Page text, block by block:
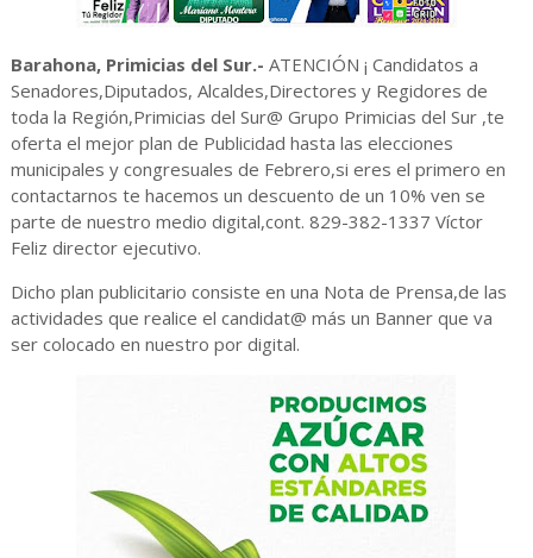
Barahona, Primicias del Sur.- ATENCIÓN ¡ Candidatos a
Senadores,Diputados, Alcaldes,Directores y Regidores de
toda la Región,Primicias del Sur@ Grupo Primicias del Sur ,te
oferta el mejor plan de Publicidad hasta las elecciones
municipales y congresuales de Febrero,si eres el primero en
contactarnos te hacemos un descuento de un 10% ven se
parte de nuestro medio digital,cont. 829-382-1337 Víctor
Feliz director ejecutivo.
Dicho plan publicitario consiste en una Nota de Prensa,de las
actividades que realice el candidat@ más un Banner que va
ser colocado en nuestro por digital.